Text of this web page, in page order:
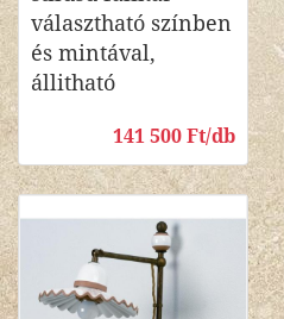
választható színben
és mintával,
állitható
141 500 Ft/db